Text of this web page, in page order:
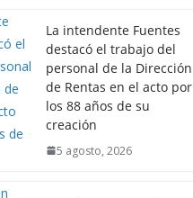
La intendente Fuentes
destacó el trabajo del
personal de la Dirección
de Rentas en el acto por
los 88 años de su
creación
5 agosto, 2026